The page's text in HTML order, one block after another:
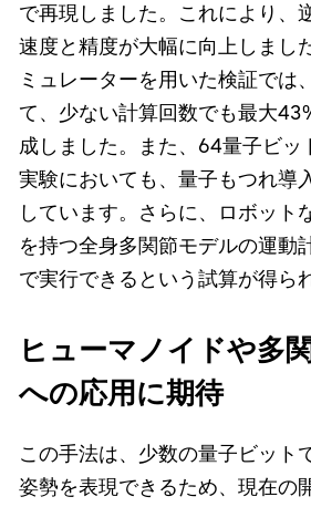
で再現しました。これにより、
速度と精度が大幅に向上しまし
ミュレーターを用いた検証では
て、少ない計算回数でも最大
成しました。また、64量子ビッ
実験においても、量子もつれ導
しています。さらに、ロボット
を持つ全身多関節モデルの運動
で実行できるという試算が得ら
ヒューマノイドや多
への応用に期待
この手法は、少数の量子ビット
姿勢を表現できるため、現在の